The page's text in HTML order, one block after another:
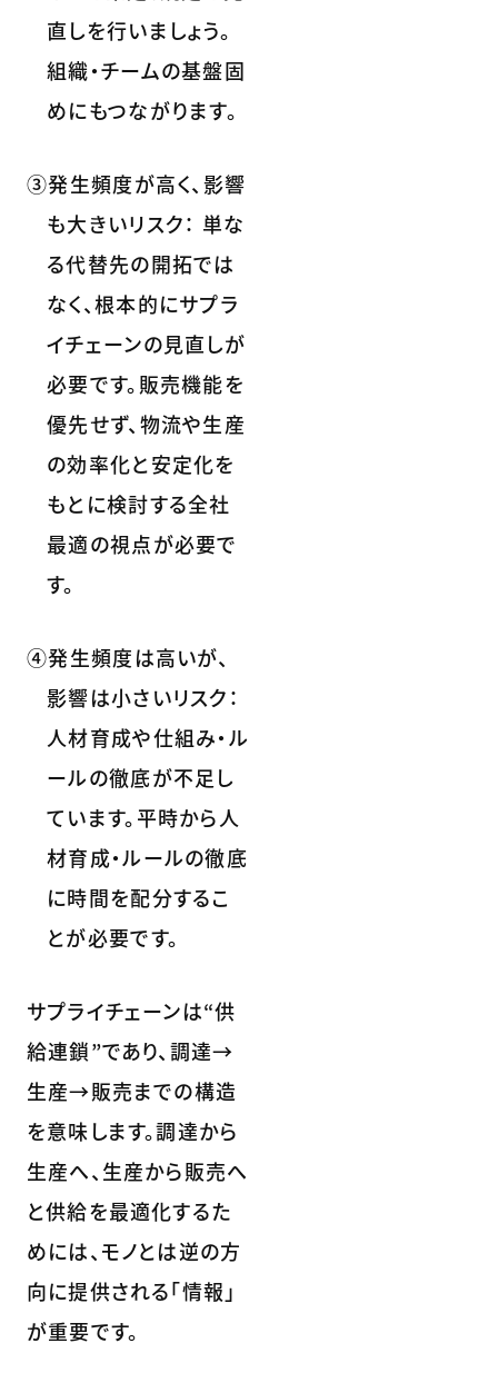
直しを行いましょう。
組織・チームの基盤固
めにもつながります。
③発生頻度が高く、影響
も大きいリスク： 単な
る代替先の開拓では
なく、根本的にサプラ
イチェーンの見直しが
必要です。販売機能を
優先せず、物流や生産
の効率化と安定化を
もとに検討する全社
最適の視点が必要で
す。
④発生頻度は高いが、
影響は小さいリスク：
人材育成や仕組み・ル
ールの徹底が不足し
ています。平時から人
材育成・ルールの徹底
に時間を配分するこ
とが必要です。
サプライチェーンは“供
給連鎖”であり、調達→
生産→販売までの構造
を意味します。調達から
生産へ、生産から販売へ
と供給を最適化するた
めには、モノとは逆の方
向に提供される「情報」
が重要です。